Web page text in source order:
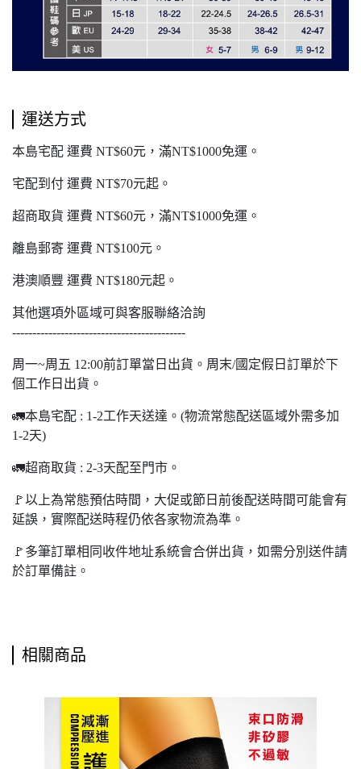
運送方式
本島宅配 運費 NT$60元，滿NT$1000免運。
宅配到付 運費 NT$70元起。
超商取貨 運費 NT$60元，滿NT$1000免運。
離島郵寄 運費 NT$100元。
港澳順豐 運費 NT$180元起。
其他選項外區域可與客服聯絡洽詢
-------------------------------------------
周一~周五 12:00前訂單當日出貨。周末/國定假日訂單於下
個工作日出貨。
🚛本島宅配 : 1-2工作天送達。(物流常態配送區域外需多加
1-2天)
🚛超商取貨 : 2-3天配至門市。
🚩以上為常態預估時間，大促或節日前後配送時間可能會有
延誤，實際配送時程仍依各家物流為準。
🚩多筆訂單相同收件地址系統會合併出貨，如需分別送件請
於訂單備註。
相關商品